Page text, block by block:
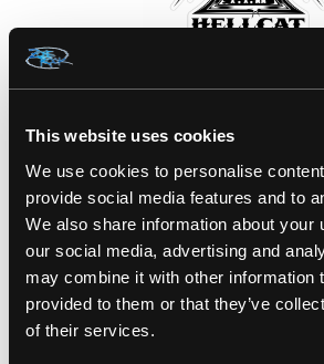
This website uses cookies
We use cookies to personalise
provide social media features and to
We also share information about your
our social media, advertising and
may combine it with other information
provided to them or that they’ve
of their services.
Hotrod HellCat :
accessoires pour
25 mai 2018
Hotrod HellCat : pour les vêtements de
de la vieille école et les chemises
années, Hotrod HellCats est spécialisé
hommes, femmes, motards, tatoueurs et
plus